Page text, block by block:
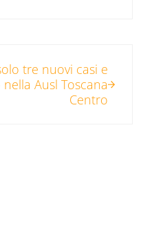
tre nuovi casi e
Ausl Toscana
Centro